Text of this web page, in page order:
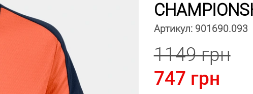
Артикул: 901690.093
1149 грн
747 грн